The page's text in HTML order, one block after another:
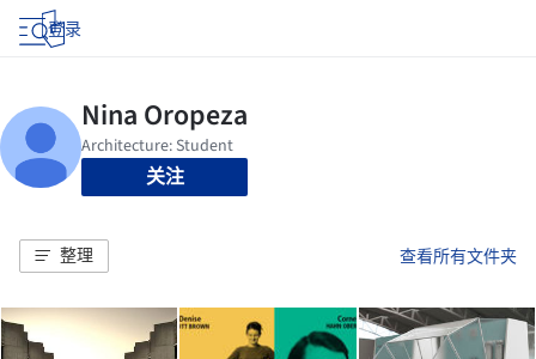
登录
关注
整理 查看所有文件夹